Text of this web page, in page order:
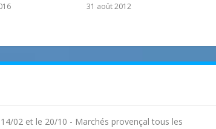
31 août 2012
02 et le 20/10 - Marchés provençal tous les